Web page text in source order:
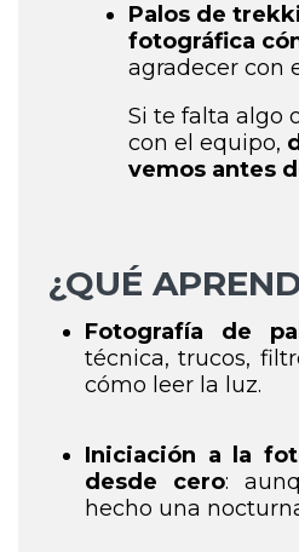
Palos de
fotográfica
agradecer con
Si te falta algo
con el equipo,
vemos antes
¿QUÉ
Fotografía de
técnica, trucos,
cómo leer la luz.
Iniciación a la
desde cero:
hecho una